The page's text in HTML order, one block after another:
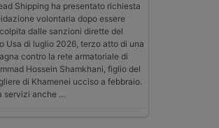
Shipping ha presentato richiesta
volontaria dopo essere
dalle sanzioni dirette del
Usa di luglio 2026, terzo atto di una
contro la rete armatoriale di
Hossein Shamkhani, figlio del
di Khamenei ucciso a febbraio.
servizi anche …